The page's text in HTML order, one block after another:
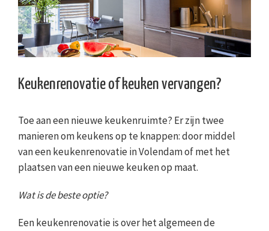
Keukenrenovatie of keuken vervangen?
Toe aan een nieuwe keukenruimte? Er zijn twee
manieren om keukens op te knappen: door middel
van een keukenrenovatie in Volendam of met het
plaatsen van een nieuwe keuken op maat.
Wat is de beste optie?
Een keukenrenovatie is over het algemeen de